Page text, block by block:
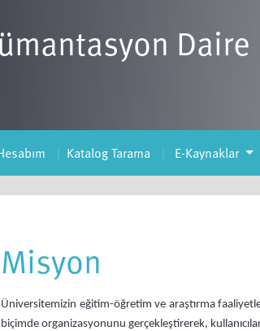
Daire
Katalog Tarama E-Kaynaklar
Misyon
Üniversitemizin eğitim-öğretim ve araştırma
biçimde organizasyonunu gerçekleştirerek,